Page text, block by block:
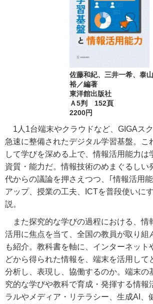
佐藤和紀、三井一希、泰山
裕／編著
東洋館出版社
Ａ5判 152頁
2200円
1人1台端末やクラウドなど、GIGAス
急速に整備されたデジタル学習基盤。こ
して学びを深める上で、情報活用能力は
資質・能力だ。情報技術のめまぐるしい
代からの議論を押さえつつ、｢情報活用
アップ、授業の工夫、ICTを普段使いに
説。
また探究的な学びの過程における、情
活用に焦点を当て、全国の教員が取り組
も紹介。教科書を軸に、インターネット
どから得られた情報を、端末を活用して
分析し、表現し、協働するのか。端末の
究的な学びや教科で育成・発揮する情報
ラルやメディア・リテラシー、生成AI、